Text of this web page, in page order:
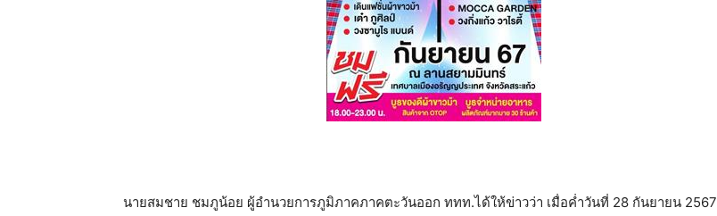
นายสมชาย ชมภูน้อย ผู้อำนวยการภูมิภาคภาคตะวันออก ททท.ได้ให้ข่าวว่า เมื่อค่ำวันที่ 28 กันยายน 2567